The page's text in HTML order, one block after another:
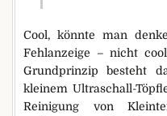
Cool, könnte man
Fehlanzeige – nicht
Grundprinzip besteht
kleinem Ultraschall-
Reinigung von